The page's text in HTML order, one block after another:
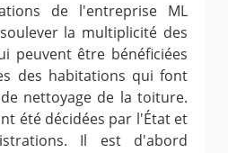
de l'entreprise ML
la multiplicité des
peuvent être bénéficiées
des habitations qui font
nettoyage de la toiture.
été décidées par l'État et
Il est d'abord